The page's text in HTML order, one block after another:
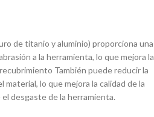
de titanio y aluminio) proporciona una
a la herramienta, lo que mejora la
También puede reducir la
lo que mejora la calidad de la
desgaste de la herramienta.